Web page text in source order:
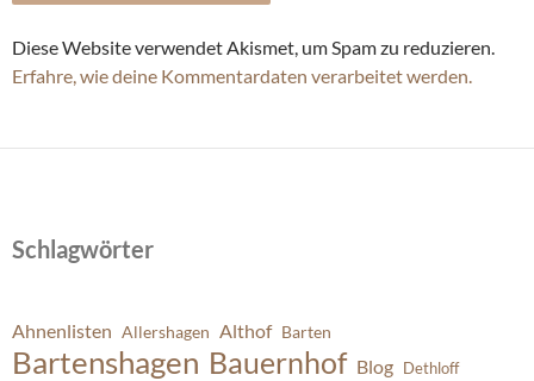
Diese Website verwendet Akismet, um Spam zu reduzieren.
Erfahre, wie deine Kommentardaten verarbeitet werden.
Schlagwörter
Ahnenlisten Allershagen Althof Barten
Bartenshagen Bauernhof Blog Dethloff